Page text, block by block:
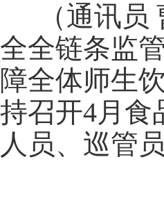
（通讯员
全全链条监
障全体师生
持召开4月食
人员、巡管